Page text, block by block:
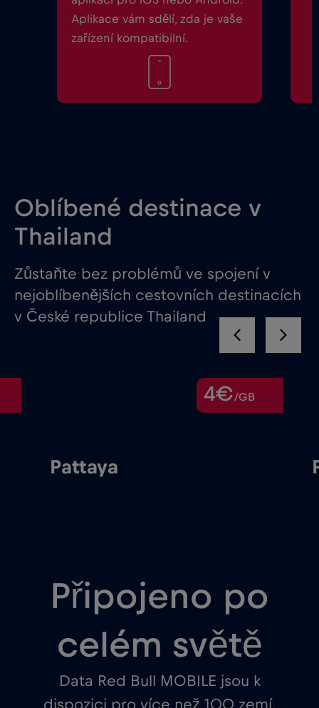
Aplikace vám sdělí, zda je vaše
zařízení kompatibilní.
Oblíbené destinace v
Thailand
Zůstaňte bez problémů ve spojení v
nejoblíbenějších cestovních destinacích
v České republice Thailand
4€/GB
Pattaya
Připojeno po
celém světě
Data Red Bull MOBILE jsou k
dispozici pro více než 100 zemí.